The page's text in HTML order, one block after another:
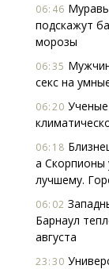
06:46
подскажут
морозы
06:35
секс на
06:20
06:18
а Скорпионы
лучшему.
06:02
Барнаул
августа
23:30